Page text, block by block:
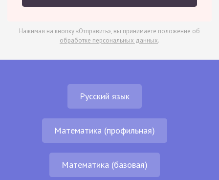
Нажимая на кнопку «Отправить», вы принимаете положение об
обработке персональных данных.
Русский язык
Математика (профильная)
Математика (базовая)